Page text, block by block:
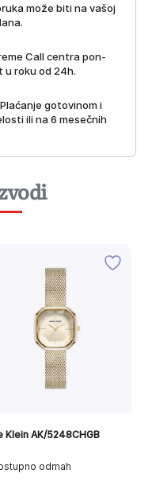
može biti na vašoj
Call centra pon-
u roku od 24h.
gotovinom i
ili na 6 mesečnih
odmah
Klein AK/5248CHGB